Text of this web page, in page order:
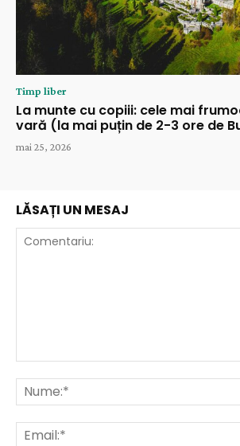
Timp liber
La munte cu copiii: cele mai
vară (la mai puțin de 2-3 ore de
mai 25, 2026
LĂSAȚI UN MESAJ